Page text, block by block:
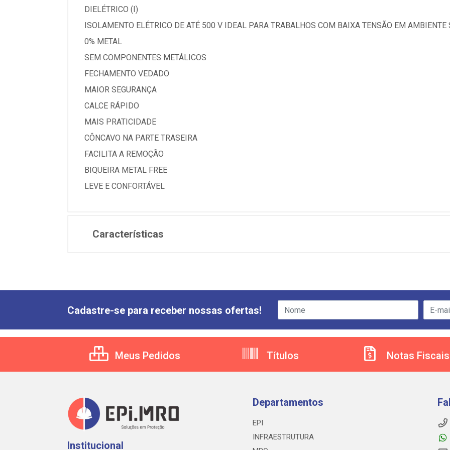
DIELÉTRICO (I)
ISOLAMENTO ELÉTRICO DE ATÉ 500 V IDEAL PARA TRABALHOS COM BAIXA TENSÃO EM AMBIENTE
0% METAL
SEM COMPONENTES METÁLICOS
FECHAMENTO VEDADO
MAIOR SEGURANÇA
CALCE RÁPIDO
MAIS PRATICIDADE
CÔNCAVO NA PARTE TRASEIRA
FACILITA A REMOÇÃO
BIQUEIRA METAL FREE
LEVE E CONFORTÁVEL
Características
Cadastre-se para receber nossas ofertas!
Meus Pedidos Títulos Notas Fiscais
Institucional
Departamentos
EPI
INFRAESTRUTURA